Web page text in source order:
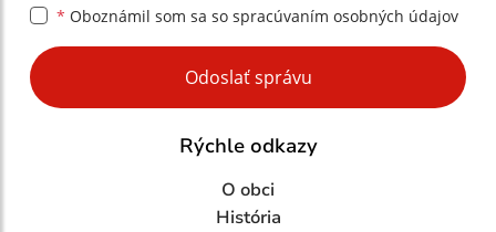
* Oboznámil som sa so spracúvaním osobných údajov
Google reCaptcha Response
Odoslať správu
Rýchle odkazy
O obci
História